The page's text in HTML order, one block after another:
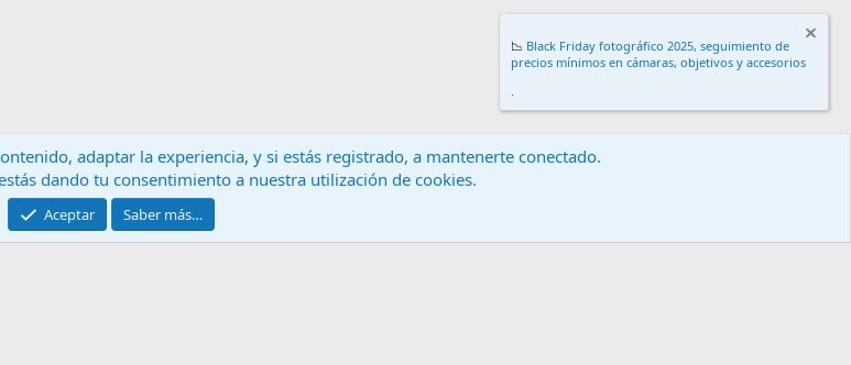
Contáctanos Términos y reglas
platform by XenForo® © 2010-2024 XenForo Ltd.
📉 Black Friday fotográfico 2025, seguimiento de
precios mínimos en cámaras, objetivos y accesorios
.
adaptar la experiencia, y si estás registrado, a mantenerte conectado.
dando tu consentimiento a nuestra utilización de cookies.
Aceptar Saber más…